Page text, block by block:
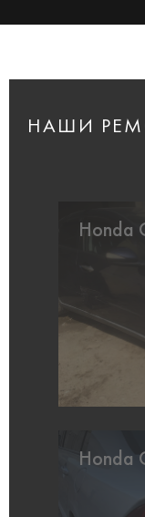
НАШИ
Honda
Honda